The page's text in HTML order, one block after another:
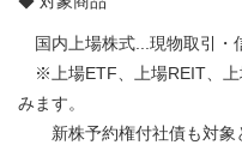
国内上場株式...現物取引・
※上場ETF、上場REIT、上
みます。
新株予約権付社債も対象